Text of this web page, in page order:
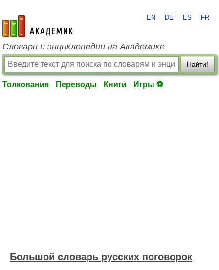
academic.ru
EN DE ES FR
Словари и энциклопедии на Академике
Найти!
Толкования Переводы Книги Игры ⚽
Большой словарь русских поговорок